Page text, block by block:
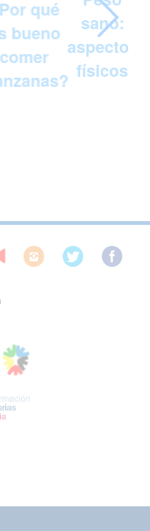
qué
bueno
comer
sano:
aspectos
físicos